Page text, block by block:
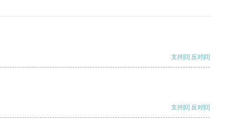
支持[0] 反对[0]
支持[0] 反对[0]